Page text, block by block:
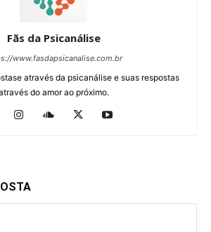
Fãs da Psicanálise
www.fasdapsicanalise.com.br
através da psicanálise e suas respostas
do amor ao próximo.